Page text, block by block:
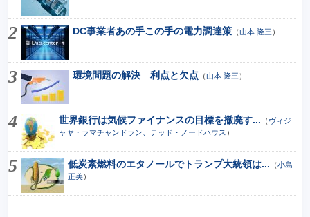
DC事業者あの手この手の電力調達策（山本 隆三 ）
環境問題の解決 利点と欠点 （山本 隆三 ）
世界銀行は気候ファイナンスの目標を撤廃す... （ ヴィジ
ャヤ・ラマチャンドラン、テッド・ノードハウス ）
低炭素燃料のエタノールでトランプ大統領は... （小島
正美）